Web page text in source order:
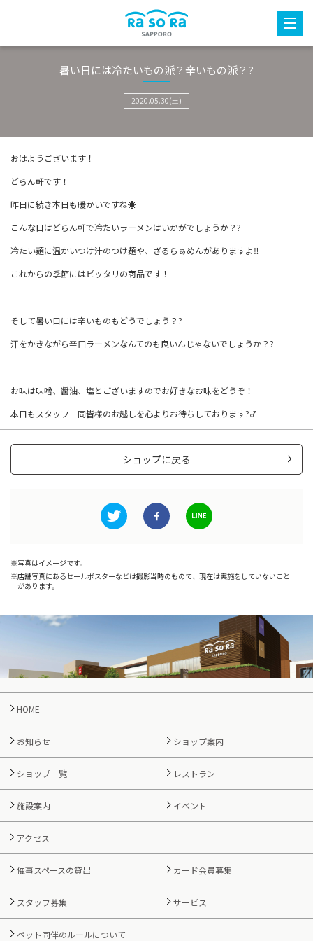
暑い日には冷たいもの派？辛いもの派？?
2020.05.30(土)
おはようございます！
どらん軒です！
昨日に続き本日も暖かいですね☀
こんな日はどらん軒で冷たいラーメンはいかがでしょうか？?
冷たい麺に温かいつけ汁のつけ麺や、ざるらぁめんがありますよ‼
これからの季節にはピッタリの商品です！
そして暑い日には辛いものもどうでしょう？?
汗をかきながら辛口ラーメンなんてのも良いんじゃないでしょうか？?
お味は味噌、醤油、塩とございますのでお好きなお味をどうぞ！
本日もスタッフ一同皆様のお越しを心よりお待ちしております?‍♂️
ショップに戻る
写真はイメージです。
店舗写真にあるセールポスターなどは撮影当時のもので、現在は実施をしていないこと
があります。
HOME
お知らせ ショップ案内
ショップ一覧 レストラン
施設案内 イベント
アクセス
催事スペースの貸出 カード会員募集
スタッフ募集 サービス
ペット同伴のルールについて